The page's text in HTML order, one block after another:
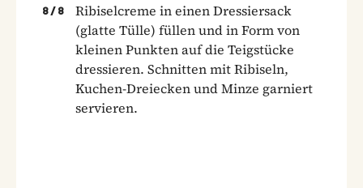
8 / 8
Ribiselcreme in einen Dressiersack
(glatte Tülle) füllen und in Form von
kleinen Punkten auf die Teigstücke
dressieren. Schnitten mit Ribiseln,
Kuchen-Dreiecken und Minze garniert
servieren.